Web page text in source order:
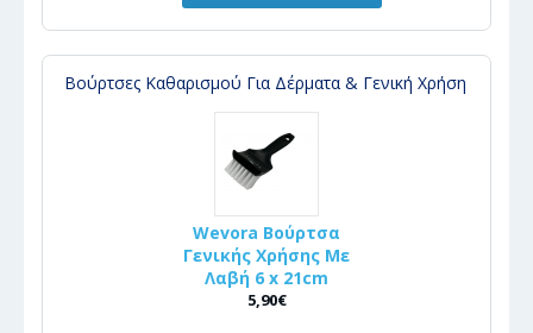
Βούρτσες Καθαρισμού Για Δέρματα & Γενική Χρήση
Wevora Βούρτσα
Γενικής Χρήσης Με
Λαβή 6 x 21cm
5,90€